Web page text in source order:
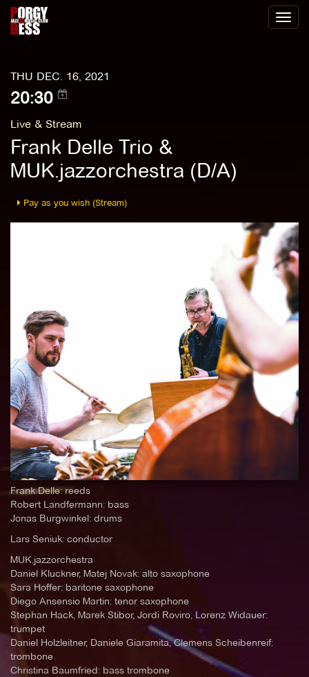
Toggle
THU DEC. 16, 2021
20:30
Live & Stream
Frank Delle Trio &
MUK.jazzorchestra (D/A)
Pay as you wish (Stream)
Frank Delle: reeds
Robert Landfermann: bass
Jonas Burgwinkel: drums
Lars Seniuk: conductor
MUK.jazzorchestra
Daniel Kluckner, Matej Novak: alto saxophone
Sara Hoffer: baritone saxophone
Diego Ansensio Martin: tenor saxophone
Stephan Hack, Marek Stibor, Jordi Roviro, Lorenz Widauer:
trumpet
Daniel Holzleitner, Daniele Giaramita, Clemens Scheibenreif:
trombone
Christina Baumfried: bass trombone